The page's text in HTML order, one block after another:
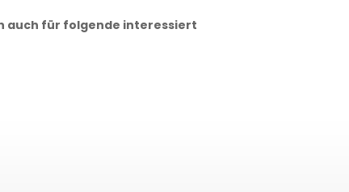
auch für folgende interessiert